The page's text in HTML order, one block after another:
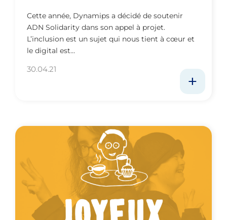
Cette année, Dynamips a décidé de soutenir
ADN Solidarity dans son appel à projet.
L’inclusion est un sujet qui nous tient à cœur et
le digital est…
30.04.21